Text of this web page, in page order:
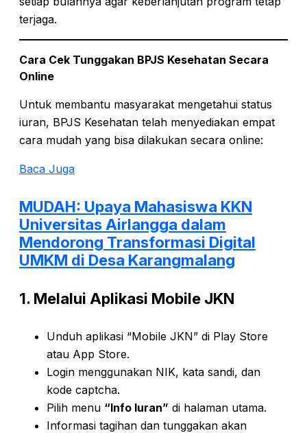
terjaga.
Cara Cek Tunggakan BPJS Kesehatan Secara
Online
Untuk membantu masyarakat mengetahui status
iuran, BPJS Kesehatan telah menyediakan empat
cara mudah yang bisa dilakukan secara online:
Baca Juga
MUDAH: Upaya Mahasiswa KKN
Universitas Airlangga dalam
Mendorong Transformasi Digital
UMKM di Desa Karangmalang
1. Melalui Aplikasi Mobile JKN
Unduh aplikasi “Mobile JKN” di Play Store
atau App Store.
Login menggunakan NIK, kata sandi, dan
kode captcha.
Pilih menu “Info Iuran” di halaman utama.
Informasi tagihan dan tunggakan akan